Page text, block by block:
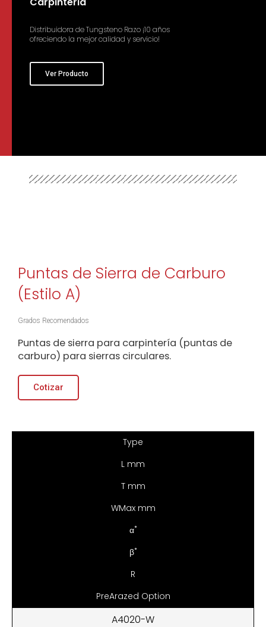
Distribuidora de Tungsteno Razo ¡10 años
ofreciendo la mejor calidad y servicio!
Ver Producto
Puntas de Sierra de Carburo
(Estilo A)
Grados Recomendados
Puntas de sierra para carpintería (puntas de
carburo) para sierras circulares.
Cotizar
Type
L mm
T mm
WMax mm
α˚
β˚
R
PreArazed Option
A4020-W